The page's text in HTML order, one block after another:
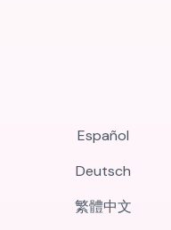
Español
Deutsch
繁體中文